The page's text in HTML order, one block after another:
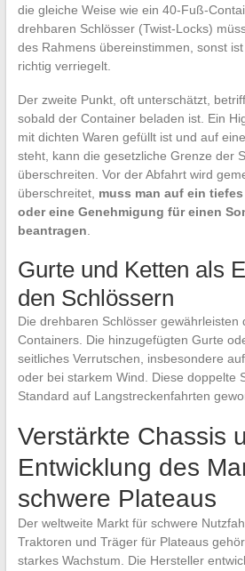
die gleiche Weise wie ein 40-Fuß-
drehbaren Schlösser (Twist-Locks)
des Rahmens übereinstimmen, sonst
richtig verriegelt.
Der zweite Punkt, oft unterschätzt,
sobald der Container beladen ist. Ein
mit dichten Waren gefüllt ist und auf
steht, kann die gesetzliche Grenze der
überschreiten. Vor der Abfahrt wird
überschreitet, muss man auf ein
oder eine Genehmigung für einen
beantragen.
Gurte und Ketten als
den Schlössern
Die drehbaren Schlösser gewährleisten
Containers. Die hinzugefügten Gurte
seitliches Verrutschen, insbesondere
oder bei starkem Wind. Diese doppelte
Standard auf Langstreckenfahrten
Verstärkte Chassis
Entwicklung des
schwere Plateaus
Der weltweite Markt für schwere
Traktoren und Träger für Plateaus
starkes Wachstum. Die Hersteller